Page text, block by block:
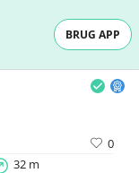
BRUG APP
0
32 m